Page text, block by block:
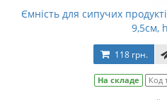
Ємність для сипучих
9,5см,
118 грн.
На складе Код
..